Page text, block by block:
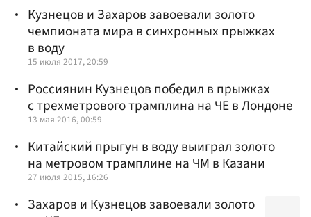
Кузнецов и Захаров завоевали золото
чемпионата мира в синхронных прыжках
в воду
15 июля 2017, 20:59
Россиянин Кузнецов победил в прыжках
с трехметрового трамплина на ЧЕ в Лондоне
13 мая 2016, 00:59
Китайский прыгун в воду выиграл золото
на метровом трамплине на ЧМ в Казани
27 июля 2015, 16:26
Захаров и Кузнецов завоевали золото